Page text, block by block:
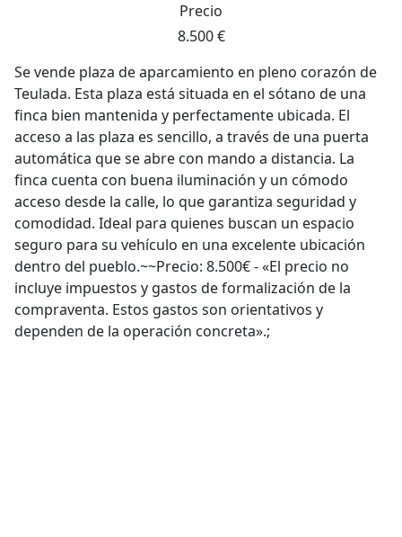
Precio
8.500 €
Se vende plaza de aparcamiento en pleno corazón de
Teulada. Esta plaza está situada en el sótano de una
finca bien mantenida y perfectamente ubicada. El
acceso a las plaza es sencillo, a través de una puerta
automática que se abre con mando a distancia. La
finca cuenta con buena iluminación y un cómodo
acceso desde la calle, lo que garantiza seguridad y
comodidad. Ideal para quienes buscan un espacio
seguro para su vehículo en una excelente ubicación
dentro del pueblo.~~Precio: 8.500€ - «El precio no
incluye impuestos y gastos de formalización de la
compraventa. Estos gastos son orientativos y
dependen de la operación concreta».;